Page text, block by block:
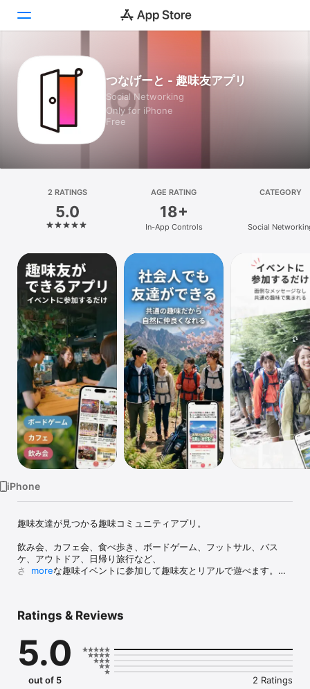
Today
Games
Apps
Platform
iPhone
iPad
Mac
Vision
Watch
TV
つなげーと - 趣味友アプリ
Social Networking
Only for iPhone
Free
2 RATINGS
5.0
AGE RATING
18+
In-App Controls
CATEGORY
Social
iPhone
趣味友達が見つかる趣味コミュニティアプリ。
飲み会、カフェ会、食べ歩き、ボードゲーム、フットサル、バス
ケ、アウトドア、日帰り旅行など、
さまざまな趣味イベントに参加して趣味友とリアルで遊べます。
趣味でつながる友達（趣味友）を見つけるアプリです。
社会人も学生も、誰でも気軽に参加できます。
あなたの「したいこと」で、趣味友達と会おう。
more
Ratings & Reviews
5.0
out of 5 2 Ratings